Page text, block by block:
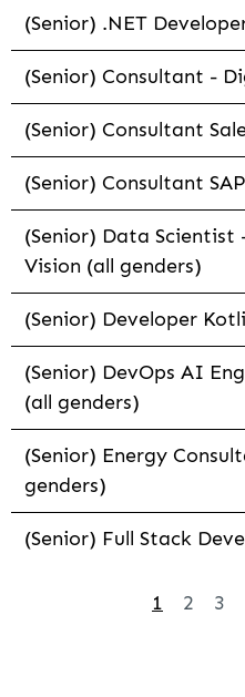
(Senior) .NET
(Senior) Consultant -
(Senior) Consultant
(Senior) Consultant
(Senior) Data
Vision (all genders)
(Senior) Developer
(Senior) DevOps AI
(all genders)
(Senior) Energy
genders)
(Senior) Full Stack
1 2 3